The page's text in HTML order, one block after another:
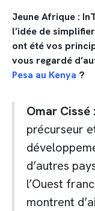
Jeune Afrique :
l’idée de
ont été vos
vous regardé
Pesa au Kenya ?
Omar Cissé :
précurseur
d’autres
l’Ouest
montrent